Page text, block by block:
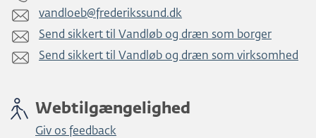
vandloeb@frederikssund.dk
Send sikkert til Vandløb og dræn som borger
Send sikkert til Vandløb og dræn som virksomhed
Webtilgængelighed
Giv os feedback